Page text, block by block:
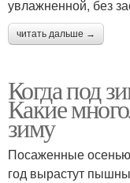
увлажненной, без
читать дальше →
Когда под
Какие
зиму
Посаженные
год вырастут